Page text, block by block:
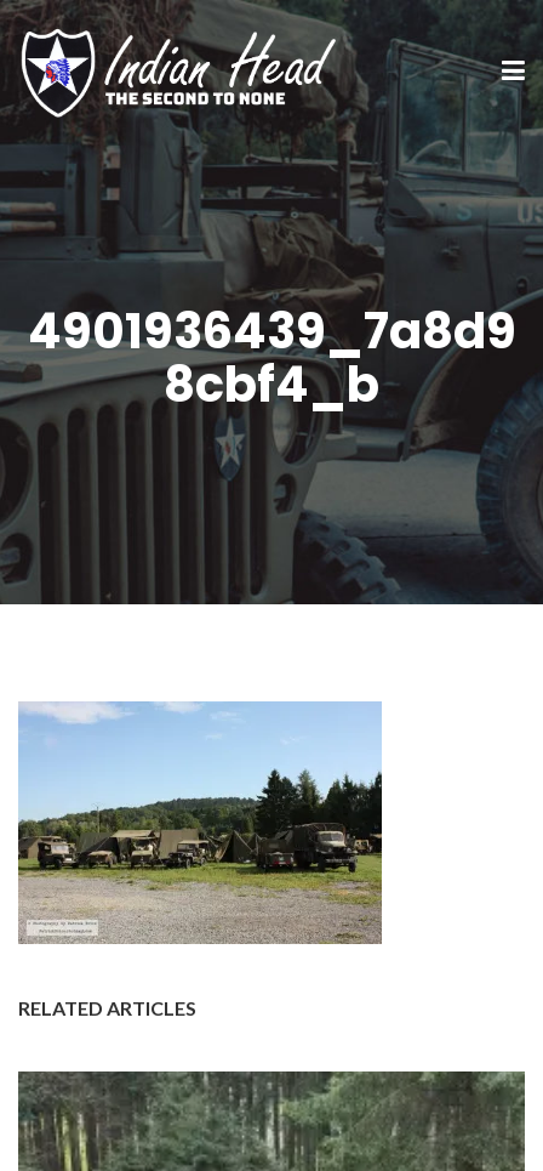
4901936439_7a8d9
8cbf4_b
RELATED ARTICLES